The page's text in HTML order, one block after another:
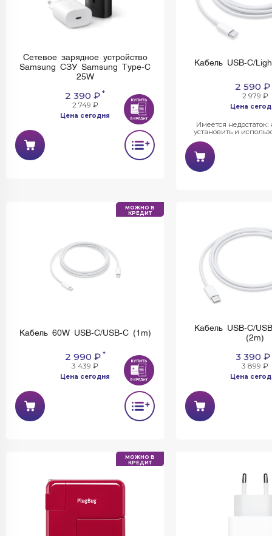
Сетевое зарядное устройство
Samsung CЗУ Samsung Type-C
25W
2 390 ₽ *
2 749 ₽
Цена сегодня
Кабель USB-C/
2 590 ₽
2 979 ₽
Цена
Имеется
установить и
МОЖНО В
КРЕДИТ
Кабель 60W USB-C/USB-C (1m)
2 990 ₽*
3 439 ₽
Цена сегодня
Кабель USB-C/
(2m)
3 390 ₽
3 899 ₽
Цена
МОЖНО В
КРЕДИТ